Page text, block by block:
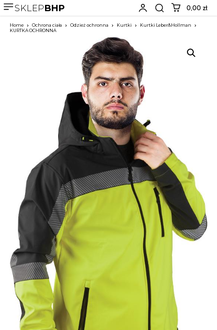
SKLEPBHP 0,00 zł
Home Ochrona ciała Odzież ochronna Kurtki
Kurtki Leber&Hollman
KURTKA OCHRONNA